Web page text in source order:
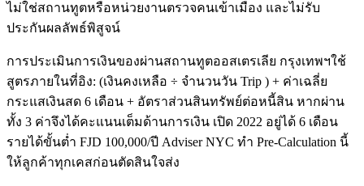
ไม่ใช่สถานทูตหรือหน่วยงานตรวจคนเข้าเมือง และไม่รับ
ประกันผลลัพธ์พิสูจน์
การประเมินการเงินของผ่านสถานทูตออสเตรเลีย กรุงเทพฯใช้
สูตรภายในที่อิง: (เงินคงเหลือ ÷ จำนวนวัน Trip ) + ค่าเฉลี่ย
กระแสเงินสด 6 เดือน + อัตราส่วนสินทรัพย์ต่อหนี้สิน หากผ่าน
ทั้ง 3 ค่าจึงได้คะแนนเต็มด้านการเงิน เปิด 2022 อยู่ได้ 6 เดือน
รายได้ขั้นต่ำ FJD 100,000/ปี Adviser NYC ทำ Pre-Calculation นี้
ให้ลูกค้าทุกเคสก่อนตัดสินใจส่ง